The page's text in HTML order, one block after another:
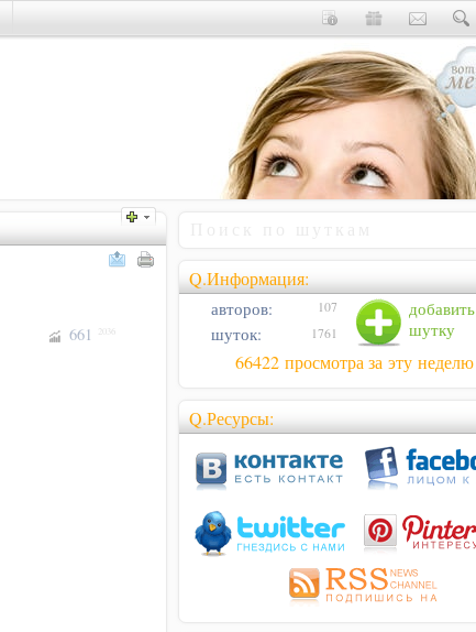
661 2036
Q.Информация:
добавить
шутку
авторов: 107
шуток: 1761
66422 просмотра за эту неделю
Q.Ресурсы: